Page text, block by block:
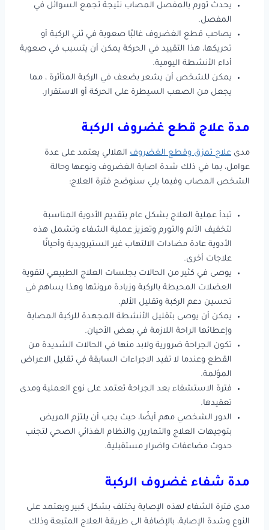
يحدث تورم بالمفصل المصاب نتيجة تجمع السوائل في
المفصل.
يصاحب قطع الغضروف غالبًا صعوبة في ثني الركبة أو
تحريكها، هذا التقييد في الحركة يمكن أن يتسبب في صعوبة
أداء الأنشطة اليومية.
يمكن للشخص أن يشعر بضعف في الركبة المتأثرة ، مما
يجعل من الصعب السيطرة على الحركة أو الاستقرار.
مدة علاج قطع غضروف الركبة
مدى علاج تمزق وقطع الغضروف الهلالي يعتمد على عدة
عوامل، بما في ذلك شدة اصابة الغضروف ونوعها وحالة
الشخص المصاب وفيما يلي سنوضح فترة العلاج:
تبدأ عملية العلاج بشكل عام بتقديم الأدوية المناسبة
لتخفيف الألم والتورم وتعزيز عملية الشفاء وتشمل هذه
الأدوية عادة مضادات الالتهاب غير الستيرويدية وأحيانًا
علاجات أخرى.
يوصى في كثير من الحالات بجلسات العلاج الطبيعي لتقوية
العضلات المحيطة بالركبة وزيادة مرونتها وهذا يساهم في
تحسين دعم الركبة وتقليل الألم.
يمكن أن يوصى بتقليل الأنشطة المجهدة للركبة المصابة
وإعطائها الراحة اللازمة في بعض الأحيان.
تكون الجراحة ضرورية ولابد منها في الحالات الشديدة من
القطع وعندما لا تفيد الاجراءات السابقة في تقليل الاعراض
المؤلمة.
فترة الاستشفاء بعد الجراحة تعتمد على نوع العملية ومدى
تعقيدها.
الدور الشخصي مهم أيضًا، حيث يجب أن يلتزم المريض
بتوجيهات العلاج والتمارين والنظام الغذائي الصحي لتجنب
حدوث مضاعفات واضرار مستقبلية.
مدة شفاء غضروف الركبة
مدى فترة الشفاء لهذه الإصابة يختلف بشكل كبير ويعتمد على
النوع وشدة الإصابة، بالإضافة الى طريقة العلاج المتبعة وذلك